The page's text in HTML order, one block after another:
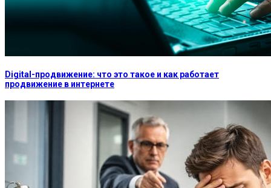
Digital-продвижение: что это такое и как работает
продвижение в интернете